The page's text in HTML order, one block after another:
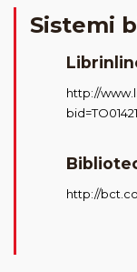
Sistemi
http://
http://